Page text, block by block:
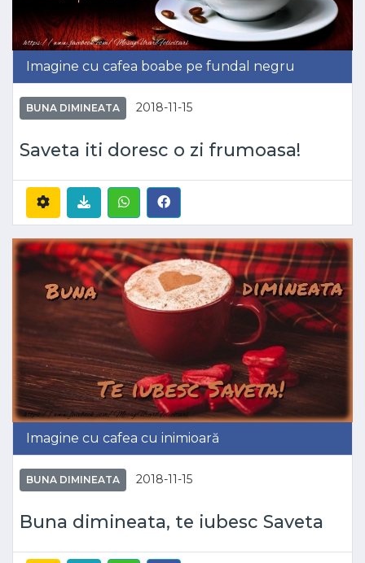
Imagine cu cafea boabe pe fundal negru
BUNA DIMINEATA 2018-11-15
Saveta iti doresc o zi frumoasa!
Imagine cu cafea cu inimioară
BUNA DIMINEATA 2018-11-15
Buna dimineata, te iubesc Saveta